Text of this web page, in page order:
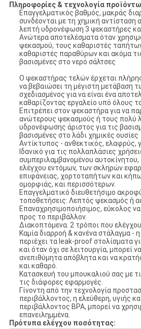
Πληροφορίες & τεχνολογία
Επαγγελματικός βαθμός, μακράς
συνδέονται με τη χημική αντίσταση
λεπτή υδρονέφωση 3 ψεκαστήρες
Ανώτερα αποτελέσματα όταν
ψεκασμού, τους καθαριστές
καθαριστές παραθύρων και ακόμα
βασισμένες στο νερό σάλτσες
Ο ψεκαστήρας τελών έρχεται
να βεβαιώσει τη μέγιστη μετάβαση
σχεδιασμένος για να είναι ένα
καθαρίζοντας εργαλείο υπό όλους
Επιτρέπει στον ψεκαστήρα για να
ανώτερους ψεκασμούς ή τους πολύ
υδρονέφωσης άριστος για τις
βασισμένες στο λάδι χημικές ουσίες
Αντίκτυπος - ανθεκτικός, ελαφρύς,
Ιδανικό για τις πολλαπλάσιες
συμπεριλαμβανομένου
ελέγχου εντόμων, των σκληρών
επιφάνειας, χορτοταπήτων και
ομορφιάς, και περισσότερων.
Επαγγελματικό διευθετήσιμο
τοποθετήσεις: Λεπτός ψεκασμός ή
Επαναχρησιμοποιήσιμος, εύκολος
προς το περιβάλλον.
Διακοπτόμενα. 2 τρόποι που
Καμία διαρροή & κανένα στάλαγμα -
περιέχει τα leak-proof στολίσματα
και όταν όχι σε λειτουργία, μπορεί
ανεπιθύμητα απόβλητα και να
και καθαρό.
Κατασκευή του μπουκαλιού σας με
τις διάφορες εφαρμογές.
Γίνοντη από την τεχνολογία
περιβάλλοντος, η ελεύθερη, υγιής
περιβάλλοντος BPA, μπορεί να
επανειλημμένα.
Πρότυπα ελέγχου ποσότητας: